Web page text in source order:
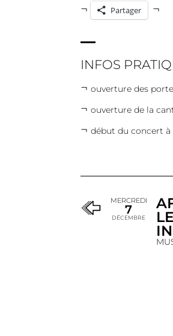
Partager
INFOS
ouverture des
ouverture de la
début du concert à
MERCREDI
7
DÉCEMBRE